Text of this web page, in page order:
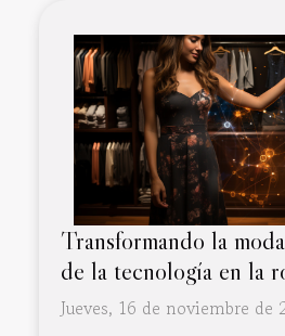
Transformando la
de la tecnología en la
Jueves, 16 de noviembre de